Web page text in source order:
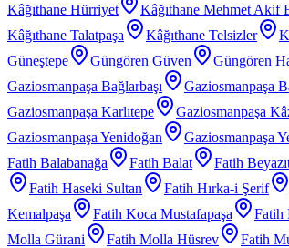
Kâğıthane Hürriyet
Kâğıthane Mehmet Akif
Kâğıthane Talatpaşa
Kâğıthane Telsizler
Güneştepe
Güngören Güven Güngören
Gaziosmanpaşa Bağlarbaşı
Gaziosmanpaşa
Gaziosmanpaşa Karlıtepe
Gaziosmanpaşa
Gaziosmanpaşa Yenidoğan
Gaziosmanpaşa
Fatih Balabanağa
Fatih Balat Fatih
Fatih Haseki Sultan
Fatih Hırka-i Şerif
Kemalpaşa
Fatih Koca Mustafapaşa Fatih
Molla Gürani
Fatih Molla Hüsrev Fatih